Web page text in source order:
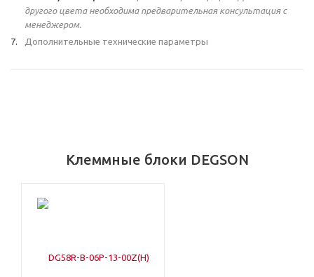
другого цвета необходима предварительная консультация с
менеджером.
Дополнительные технические параметры
Клеммные блоки DEGSON